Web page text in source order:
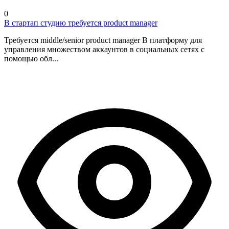
0
В стартап студию требуется product manager
Требуется middle/senior product manager В платформу для
управления множеством аккаунтов в социальных сетях с
помощью обл...